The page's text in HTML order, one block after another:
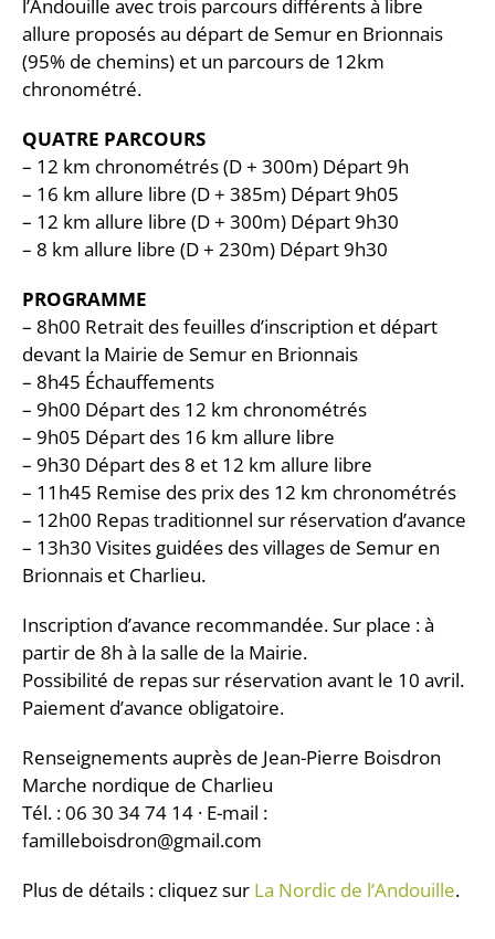
l’Andouille avec trois parcours différents à libre
allure proposés au départ de Semur en Brionnais
(95% de chemins) et un parcours de 12km
chronométré.
QUATRE PARCOURS
– 12 km chronométrés (D + 300m) Départ 9h
– 16 km allure libre (D + 385m) Départ 9h05
– 12 km allure libre (D + 300m) Départ 9h30
– 8 km allure libre (D + 230m) Départ 9h30
PROGRAMME
– 8h00 Retrait des feuilles d’inscription et départ
devant la Mairie de Semur en Brionnais
– 8h45 Échauffements
– 9h00 Départ des 12 km chronométrés
– 9h05 Départ des 16 km allure libre
– 9h30 Départ des 8 et 12 km allure libre
– 11h45 Remise des prix des 12 km chronométrés
– 12h00 Repas traditionnel sur réservation d’avance
– 13h30 Visites guidées des villages de Semur en
Brionnais et Charlieu.
Inscription d’avance recommandée. Sur place : à
partir de 8h à la salle de la Mairie.
Possibilité de repas sur réservation avant le 10 avril.
Paiement d’avance obligatoire.
Renseignements auprès de Jean-Pierre Boisdron
Marche nordique de Charlieu
Tél. : 06 30 34 74 14 · E-mail :
familleboisdron@gmail.com
Plus de détails : cliquez sur La Nordic de l’Andouille.